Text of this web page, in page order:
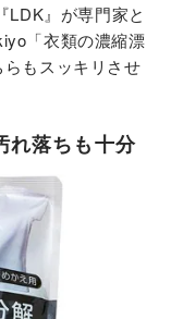
LDK』が専門家と
「衣類の濃縮漂
もスッキリさせ
れ落ちも十分